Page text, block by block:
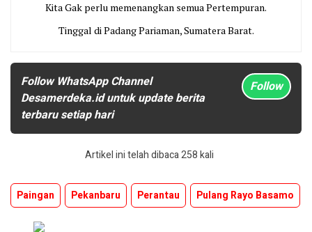
Kita Gak perlu memenangkan semua Pertempuran.
Tinggal di Padang Pariaman, Sumatera Barat.
Follow WhatsApp Channel
Desamerdeka.id untuk update berita
terbaru setiap hari
Follow
Artikel ini telah dibaca 258 kali
Paingan Pekanbaru Perantau Pulang Rayo Basamo